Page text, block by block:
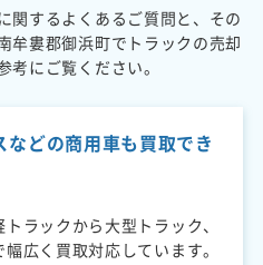
関するよくあるご質問と、その
牟婁郡御浜町でトラックの売却
にご覧ください。
どの商用車も買取でき
ラックから大型トラック、
広く買取対応しています。